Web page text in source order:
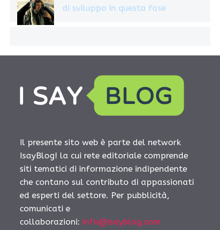
di sviluppo in questa fase
Il presente sito web è parte del network
IsayBlog! la cui rete editoriale comprende
siti tematici di informazione indipendente
che contano sul contributo di appassionati
ed esperti del settore. Per pubblicità,
comunicati e
collaborazioni: info@isayblog.com